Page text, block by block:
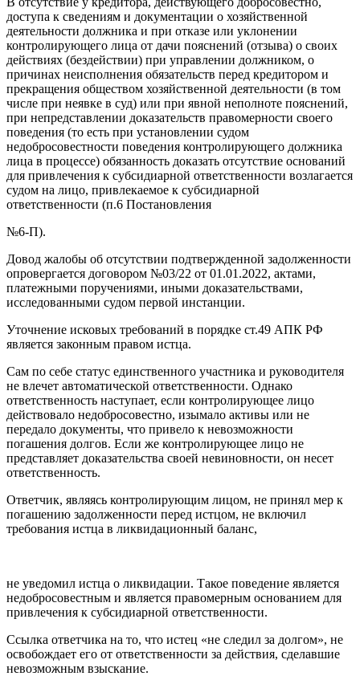
доступа к сведениям и документации о хозяйственной
деятельности должника и при отказе или уклонении
контролирующего лица от дачи пояснений (отзыва) о своих
действиях (бездействии) при управлении должником, о
причинах неисполнения обязательств перед кредитором и
прекращения обществом хозяйственной деятельности (в том
числе при неявке в суд) или при явной неполноте пояснений,
при непредставлении доказательств правомерности своего
поведения (то есть при установлении судом
недобросовестности поведения контролирующего должника
лица в процессе) обязанность доказать отсутствие оснований
для привлечения к субсидиарной ответственности возлагается
судом на лицо, привлекаемое к субсидиарной
ответственности (п.6 Постановления
№6-П).
Довод жалобы об отсутствии подтвержденной задолженности
опровергается договором №03/22 от 01.01.2022, актами,
платежными поручениями, иными доказательствами,
исследованными судом первой инстанции.
Уточнение исковых требований в порядке ст.49 АПК РФ
является законным правом истца.
Сам по себе статус единственного участника и руководителя
не влечет автоматической ответственности. Однако
ответственность наступает, если контролирующее лицо
действовало недобросовестно, изымало активы или не
передало документы, что привело к невозможности
погашения долгов. Если же контролирующее лицо не
представляет доказательства своей невиновности, он несет
ответственность.
Ответчик, являясь контролирующим лицом, не принял мер к
погашению задолженности перед истцом, не включил
требования истца в ликвидационный баланс,
не уведомил истца о ликвидации. Такое поведение является
недобросовестным и является правомерным основанием для
привлечения к субсидиарной ответственности.
Ссылка ответчика на то, что истец «не следил за долгом», не
освобождает его от ответственности за действия, сделавшие
невозможным взыскание.